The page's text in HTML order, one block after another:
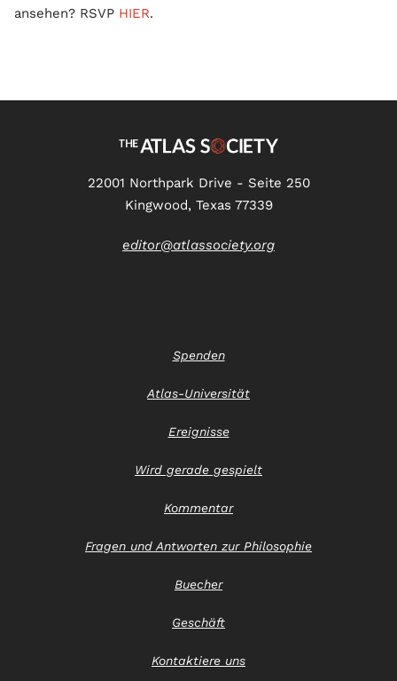
ansehen? RSVP HIER.
22001 Northpark Drive - Seite 250
Kingwood, Texas 77339
editor@atlassociety.org
Spenden
Atlas-Universität
Ereignisse
Wird gerade gespielt
Kommentar
Fragen und Antworten zur Philosophie
Buecher
Geschäft
Kontaktiere uns